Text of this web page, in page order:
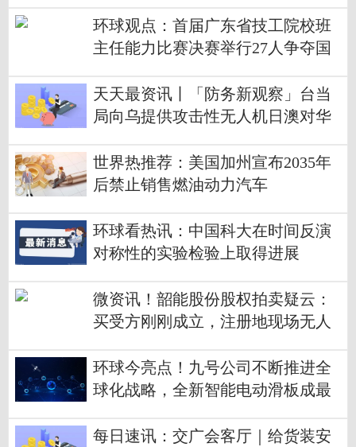
环球观点：首届广东省技工院校班
主任能力比赛决赛举行27人争夺国
天天最资讯丨「防务新观察」台当
局向乌提供攻击性无人机日澳对华
世界热推荐：美国加州宣布2035年
后禁止销售燃油动力汽车
环球看热讯：中国科大在时间反演
对称性的实验检验上取得进展
微资讯！韶能股份股权拍卖疑云：
买受方刚刚成立，注册地现场无人
环球今亮点！九号公司不断推进全
球化战略，全新智能电动滑板成最
每日速讯：交广会客厅｜给货装安